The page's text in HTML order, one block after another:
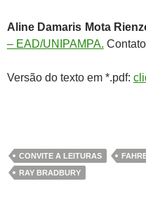
Aline Damaris Mota
– EAD/UNIPAMPA.
Versão do texto em *.pdf:
CONVITE A LEITURAS
RAY BRADBURY